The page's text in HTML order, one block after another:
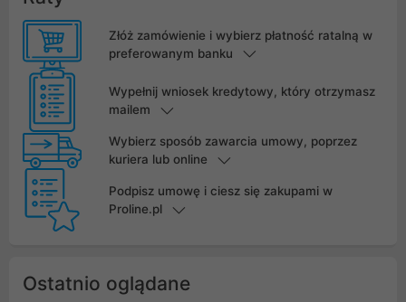
Złóż zamówienie i wybierz płatność ratalną w
preferowanym banku
Wypełnij wniosek kredytowy, który otrzymasz
mailem
Wybierz sposób zawarcia umowy, poprzez
kuriera lub online
Podpisz umowę i ciesz się zakupami w
Proline.pl
Ostatnio oglądane